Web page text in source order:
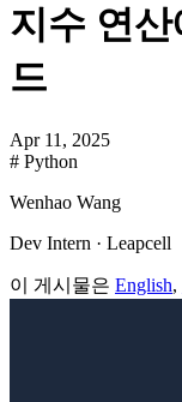
지수 연
드
Apr 11, 2025
# Python
Wenhao Wang
Dev Intern · Leapcell
이 게시물은 English,